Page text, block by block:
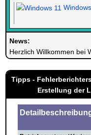
News:
Herzlich Willkommen bei
Tipps -
Erstellung der